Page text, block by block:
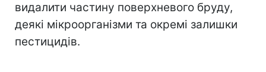
видалити частину поверхневого бруду,
деякі мікроорганізми та окремі залишки
пестицидів.